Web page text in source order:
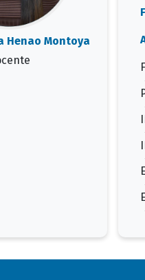
Henao Montoya